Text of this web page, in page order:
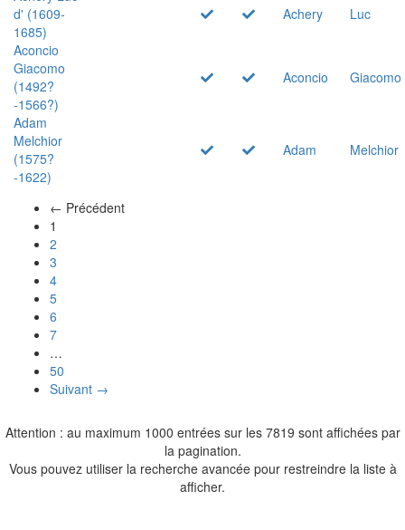
d' (1609-
1685)
Achery
Luc
Aconcio
Giacomo
(1492?
-1566?)
Aconcio Giacomo
Adam
Melchior
(1575?
-1622)
Adam Melchior
← Précédent
1
2
3
4
5
6
7
…
50
Suivant →
Attention : au maximum 1000 entrées sur les 7819 sont affichées par
la pagination.
Vous pouvez utiliser la recherche avancée pour restreindre la liste à
afficher.